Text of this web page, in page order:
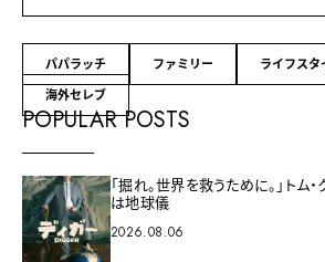
パパラッチ ファミリー
ライフスタ
海外セレブ
POPULAR POSTS
「掘れ。世界を救うために。」トム
は地球儀
2026.08.06